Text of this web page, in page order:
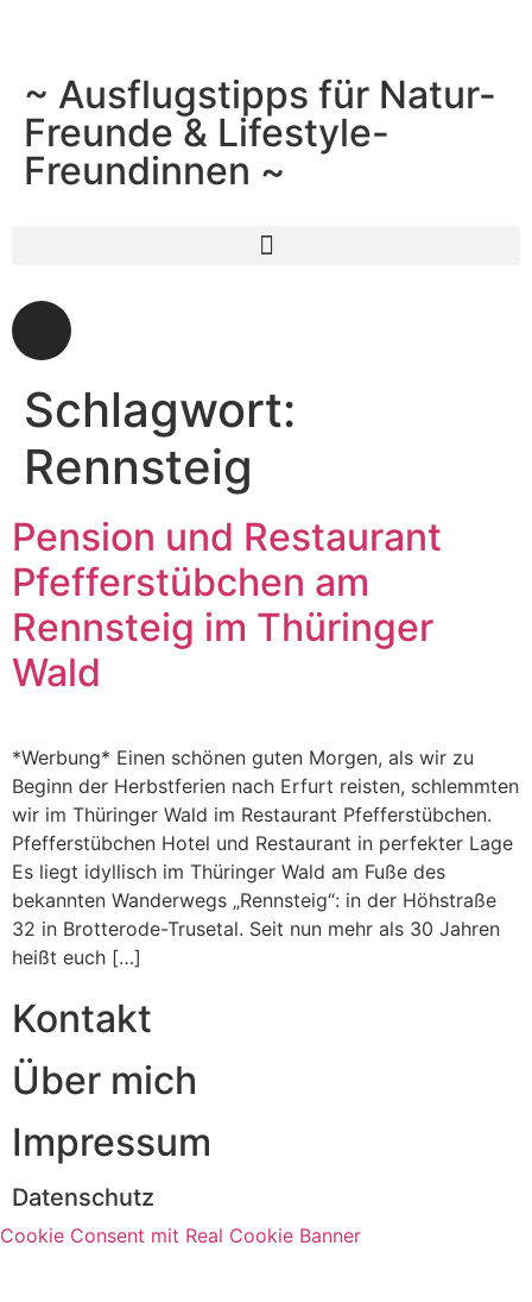
~ Ausflugstipps für Natur-
Freunde & Lifestyle-
Freundinnen ~
Schlagwort:
Rennsteig
Pension und Restaurant
Pfefferstübchen am
Rennsteig im Thüringer
Wald
*Werbung* Einen schönen guten Morgen, als wir zu
Beginn der Herbstferien nach Erfurt reisten, schlemmten
wir im Thüringer Wald im Restaurant Pfefferstübchen.
Pfefferstübchen Hotel und Restaurant in perfekter Lage
Es liegt idyllisch im Thüringer Wald am Fuße des
bekannten Wanderwegs „Rennsteig“: in der Höhstraße
32 in Brotterode-Trusetal. Seit nun mehr als 30 Jahren
heißt euch […]
Kontakt
Über mich
Impressum
Datenschutz
Cookie Consent mit Real Cookie Banner